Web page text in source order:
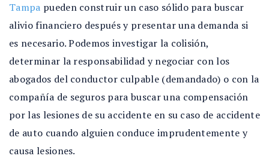
Tampa pueden construir un caso sólido para buscar
alivio financiero después y presentar una demanda si
es necesario. Podemos investigar la colisión,
determinar la responsabilidad y negociar con los
abogados del conductor culpable (demandado) o con la
compañía de seguros para buscar una compensación
por las lesiones de su accidente en su caso de accidente
de auto cuando alguien conduce imprudentemente y
causa lesiones.